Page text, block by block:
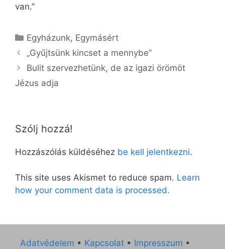
van.”
Kategória
Egyházunk, Egymásért
„Gyűjtsünk kincset a mennybe”
Bulit szervezhetünk, de az igazi örömöt
Jézus adja
Szólj hozzá!
Hozzászólás küldéséhez be kell jelentkezni.
This site uses Akismet to reduce spam. Learn
how your comment data is processed.
Adatvédelem • Kapcsolat • Impresszum •